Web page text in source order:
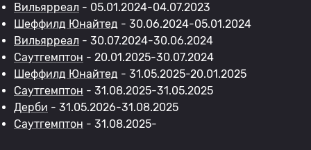
Вильярреал - 05.01.2024-04.07.2023
Шеффилд Юнайтед - 30.06.2024-05.01.2024
Вильярреал - 30.07.2024-30.06.2024
Саутгемптон - 20.01.2025-30.07.2024
Шеффилд Юнайтед - 31.05.2025-20.01.2025
Саутгемптон - 31.08.2025-31.05.2025
Дерби - 31.05.2026-31.08.2025
Саутгемптон - 31.08.2025-